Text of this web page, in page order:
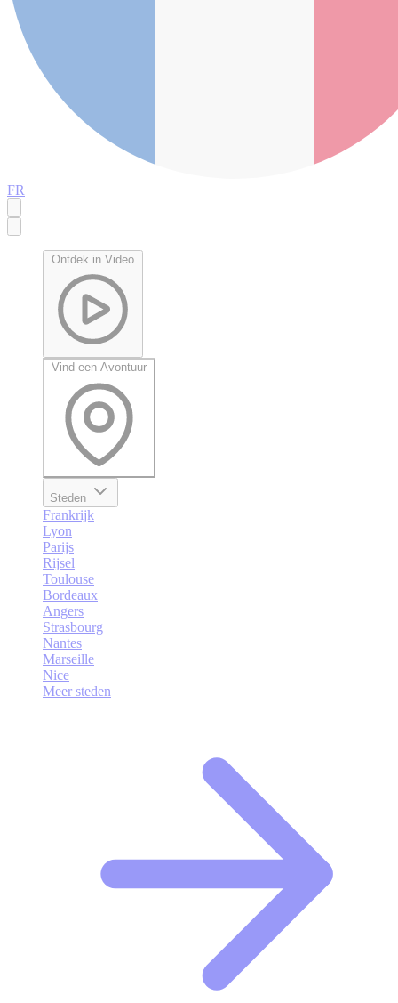
FR
Ontdek in Video
Vind een Avontuur
Steden
Frankrijk
Lyon
Parijs
Rijsel
Toulouse
Bordeaux
Angers
Strasbourg
Nantes
Marseille
Nice
Meer steden